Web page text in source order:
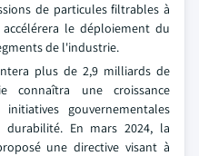
de particules filtrables à
le déploiement du
de l'industrie.
plus de 2,9 milliards de
connaîtra une croissance
gouvernementales
En mars 2024, la
une directive visant à